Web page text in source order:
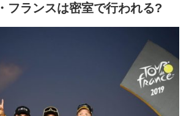
フランスは密室で行われる?